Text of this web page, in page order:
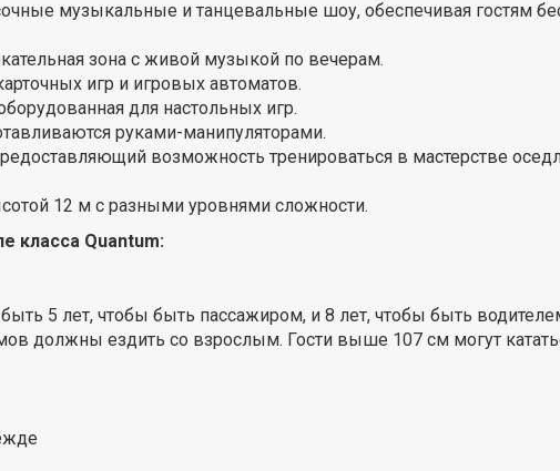
музыкальные и танцевальные шоу, обеспечивая гостям
зона с живой музыкой по вечерам.
игр и игровых автоматов.
для настольных игр.
руками-манипуляторами.
возможность тренироваться в мастерстве
12 м с разными уровнями сложности.
класса Quantum:
5 лет, чтобы быть пассажиром, и 8 лет, чтобы быть
должны ездить со взрослым. Гости выше 107 см могут